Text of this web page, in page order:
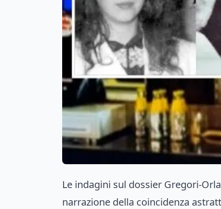
Le indagini sul dossier Gregori-
narrazione della coincidenza